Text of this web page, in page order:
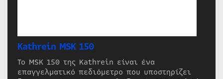
Kathrein MSK 150
Το MSK 150 της Kathrein είναι ένα
επαγγελματικό πεδιόμετρο που υποστηρίζει